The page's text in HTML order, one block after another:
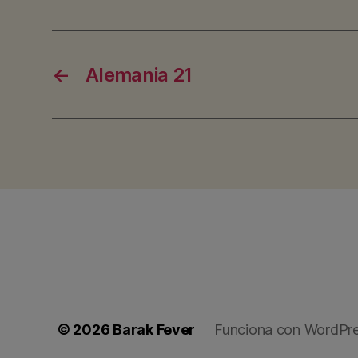
← Alemania 21
© 2026 Barak Fever Funciona con